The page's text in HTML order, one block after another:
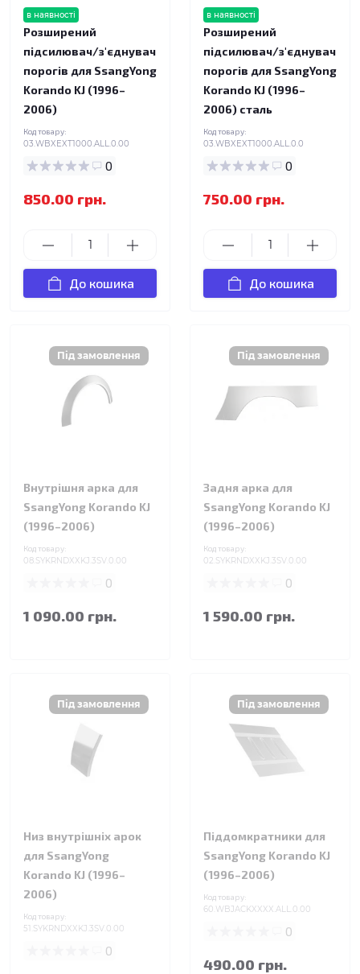
в наявності
Розширений
підсилювач/з'єднувач
порогів для SsangYong
Korando KJ (1996–
2006)
Код товару:
03.WBXEXT1000.ALL.0.00
0
850.00 грн.
До кошика
в наявності
Розширений
підсилювач/з'єднувач
порогів для SsangYong
Korando KJ (1996–
2006) сталь
Код товару:
03.WBXEXT1000.ALL.0.0
0
750.00 грн.
До кошика
Внутрішня арка для
SsangYong Korando KJ
(1996–2006)
Код товару:
08.SYKRNDXXKJ.3SV.0.00
0
1 090.00 грн.
Задня арка для
SsangYong Korando KJ
(1996–2006)
Код товару:
02.SYKRNDXXKJ.3SV.0.00
0
1 590.00 грн.
Низ внутрішніх арок
для SsangYong
Korando KJ (1996–
2006)
Код товару:
51.SYKRNDXXKJ.3SV.0.00
0
Піддомкратники для
SsangYong Korando KJ
(1996–2006)
Код товару:
60.WBJACKXXXX.ALL.0.00
0
490.00 грн.